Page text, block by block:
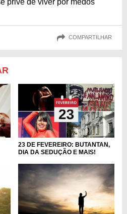
COMPARTILHAR
23 DE FEVEREIRO: BUTANTAN,
DIA DA SEDUÇÃO E MAIS!